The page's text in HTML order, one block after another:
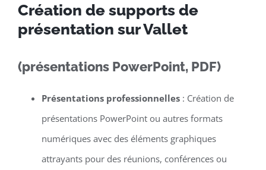
Création de supports de
présentation sur Vallet
(présentations PowerPoint, PDF)
Présentations professionnelles: Création de
présentations PowerPoint ou autres formats
numériques avec des éléments graphiques
attrayants pour des réunions, conférences ou